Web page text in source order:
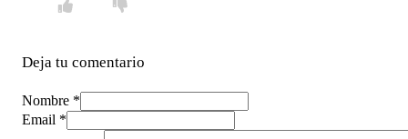
Deja tu comentario
Nombre *
Email *